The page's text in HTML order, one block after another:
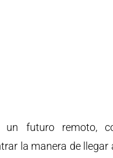
un futuro remoto,
la manera de llegar